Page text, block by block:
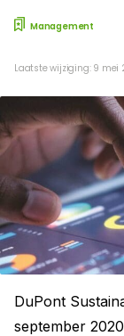
Management
Laatste wijziging: 9 mei
DuPont
september